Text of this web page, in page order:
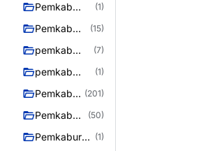
Pemkab
(1)
Pemkab
(15)
pemkab
(7)
pemkab
Raya
(1)
Pemkab
raya
(201)
Pemkab
Raya 4
(50)
Pemkaburun (1)